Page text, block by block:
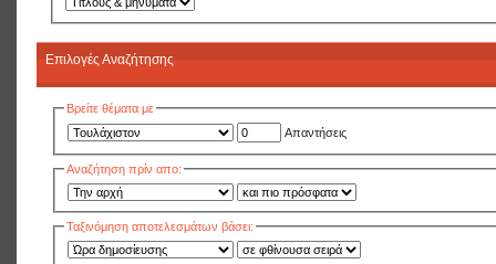
Επιλογές Αναζήτησης
Βρείτε θέματα με
Απαντήσεις
Αναζήτηση πρίν απο:
Ταξινόμηση αποτελεσμάτων βάσει: